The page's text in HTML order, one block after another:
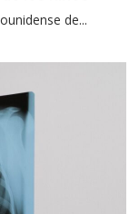
de...